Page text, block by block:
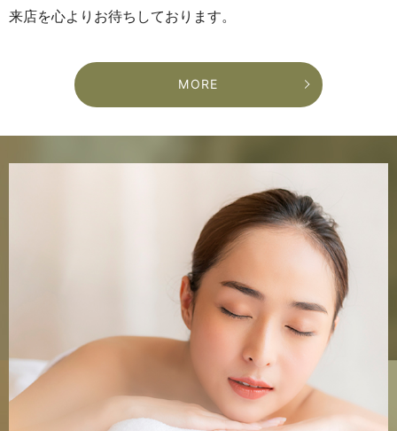
来店を心よりお待ちしております。
MORE